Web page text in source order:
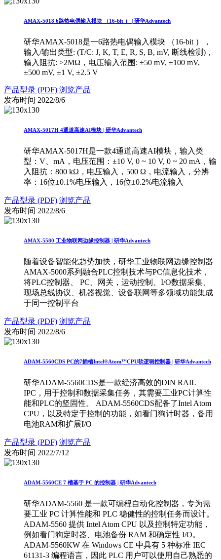
AMAX-5018 6路热电偶输入模块 （16-bit ） | 研华Advantech
研华AMAX-5018是一6路热电偶输入模块 （16-bit ），
输入/输出类型: (T/C: J, K, T, E, R, S, B, mV, 断线检测)，
输入阻抗: >2MΩ，电压输入范围: ±50 mV, ±100 mV,
±500 mV, ±1 V, ±2.5 V
产品型录 (PDF) 浏览产品
发布时间 2022/8/6
AMAX-5017H 4通道高速AI模块 | 研华Advantech
研华AMAX-5017H是一款4通道高速AI模块，输入类
型：V、mA，电压范围：±10 V, 0 ~ 10 V, 0 ~ 20 mA，输
入阻抗：800 kΩ，电压输入，500 Ω，电流输入，分辨
率：16位±0.1%电压输入，16位±0.2%电流输入
产品型录 (PDF) 浏览产品
发布时间 2022/8/6
AMAX-5580 工业物联网边缘控制器 | 研华Advantech
随着设备智能化趋势加快，研华工业物联网边缘控制器
AMAX-5000系列融合PLC控制技术与PC信息化技术，
将PLC控制器、 PC、网关，运动控制、I/O数据采集、
现场总线协议、机器视觉、设备联网等多领域功能集成
于同一控制平台
产品型录 (PDF) 浏览产品
发布时间 2022/8/6
ADAM-5560CDS PC的7插槽Intel®Atom™CPU软逻辑控制器 | 研华Advantech
研华ADAM-5560CDS是一款经济高效的DIN RAIL
IPC，用于控制和数据采集任务，其需要工业PC计算性
能和PLC的坚固性。 ADAM-5560CDS配备了Intel Atom
CPU，以及特定于控制的功能，如看门狗计时器，备用
电池RAM和扩展I/O
产品型录 (PDF) 浏览产品
发布时间 2022/7/12
ADAM-5560CE 7 槽基于 PC 的控制器 | 研华Advantech
研华ADAM-5560 是一款可编程自动化控制器，专为需
要工业 PC 计算性能和 PLC 稳健性的控制任务而设计。
ADAM-5560 提供 Intel Atom CPU 以及控制特定功能，
例如看门狗定时器、电池备份 RAM 和确定性 I/O。
ADAM-5560KW 在 Windows CE 中具有 5 种标准 IEC
61131-3 编程语言，因此 PLC 用户可以使用自己熟悉的